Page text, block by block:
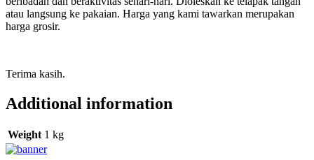
atau langsung ke pakaian. Harga yang kami tawarkan merupakan
harga grosir.
Terima kasih.
Additional information
Weight 1 kg